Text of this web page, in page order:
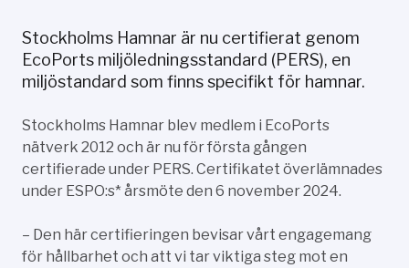
Stockholms Hamnar är nu certifierat genom
EcoPorts miljöledningsstandard (PERS), en
miljöstandard som finns specifikt för hamnar.
Stockholms Hamnar blev medlem i EcoPorts
nätverk 2012 och är nu för första gången
certifierade under PERS. Certifikatet överlämnades
under ESPO:s* årsmöte den 6 november 2024.
– Den här certifieringen bevisar vårt engagemang
för hållbarhet och att vi tar viktiga steg mot en